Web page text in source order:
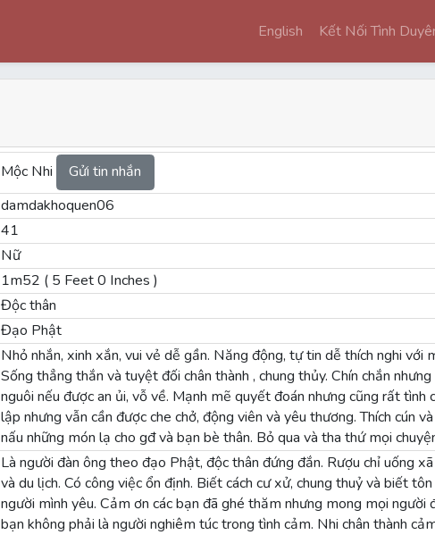
English Kết Nối Tình
Mộc Nhi
Gửi tin nhắn
damdakhoquen06
41
Nữ
1m52 ( 5 Feet 0 Inches )
Độc thân
Đạo Phật
Nhỏ nhắn, xinh xắn, vui vẻ dễ gần. Năng động, tự tin dễ thích nghi với
Sống thẳng thắn và tuyệt đối chân thành , chung thủy. Chín chắn
nguôi nếu được an ủi, vỗ về. Mạnh mẽ quyết đoán nhưng cũng rất
lập nhưng vẫn cần được che chở, động viên và yêu thương. Thích cún
nấu những món lạ cho gđ và bạn bè thân. Bỏ qua và tha thứ mọi
Là người đàn ông theo đạo Phật, độc thân đứng đắn. Rượu chỉ uống
và du lịch. Có công việc ổn định. Biết cách cư xử, chung thuỷ và biết
người mình yêu. Cảm ơn các bạn đã ghé thăm nhưng mong mọi người
bạn không phải là người nghiêm túc trong tình cảm. Nhi chân thành